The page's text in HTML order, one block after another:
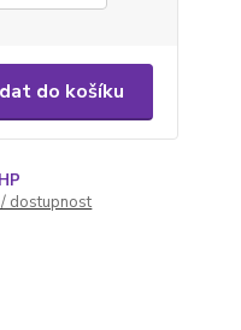
do košíku
dostupnost